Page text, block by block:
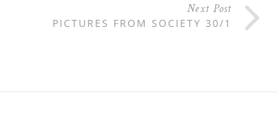
Next Post
PICTURES FROM SOCIETY 30/1